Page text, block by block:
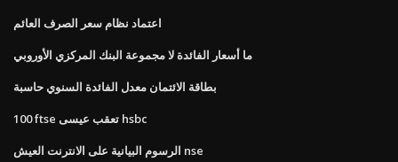
اعتماد نظام سعر الصرف العائم
ما أسعار الفائدة لا مجموعة البنك المركزي الأوروبي
بطاقة الائتمان معدل الفائدة السنوي حاسبة
100 ftse تعقب عيسى hsbc
الرسوم البيانية على الانترنت العيش nse